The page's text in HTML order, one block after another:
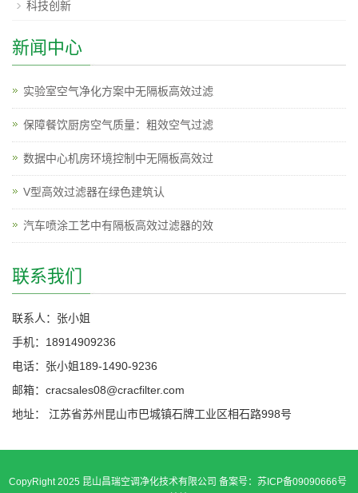
科技创新
新闻中心
实验室空气净化方案中无隔板高效过滤
保障餐饮厨房空气质量：粗效空气过滤
数据中心机房环境控制中无隔板高效过
V型高效过滤器在绿色建筑认
汽车喷涂工艺中有隔板高效过滤器的效
联系我们
联系人：张小姐
手机：18914909236
电话：张小姐189-1490-9236
邮箱：cracsales08@cracfilter.com
地址： 江苏省苏州昆山市巴城镇石牌工业区相石路998号
CopyRight 2025 昆山昌瑞空调净化技术有限公司 备案号：苏ICP备09090666号